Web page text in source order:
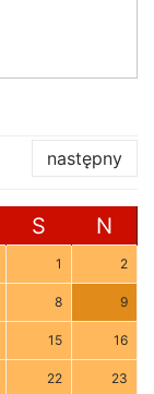
następny
S N
1 2
8 9
15 16
22 23